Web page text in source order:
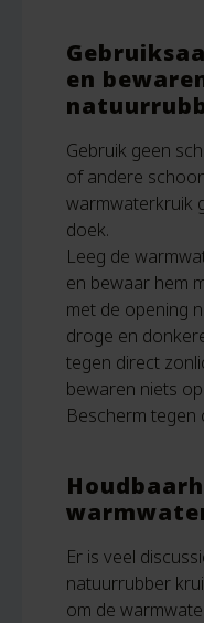
en
Gebruik geen
of andere
warmwaterkruik
doek.
Leeg de
en bewaar hem
met de opening
droge en
tegen direct
bewaren niets
Bescherm tegen
Er is veel
natuurrubber
om de